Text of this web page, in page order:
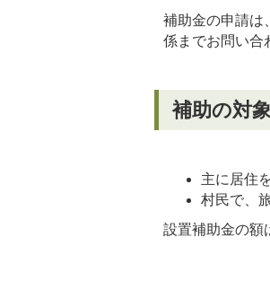
補助金の申請は
係までお問い合
補助の対
主に居住
村民で、
設置補助金の額